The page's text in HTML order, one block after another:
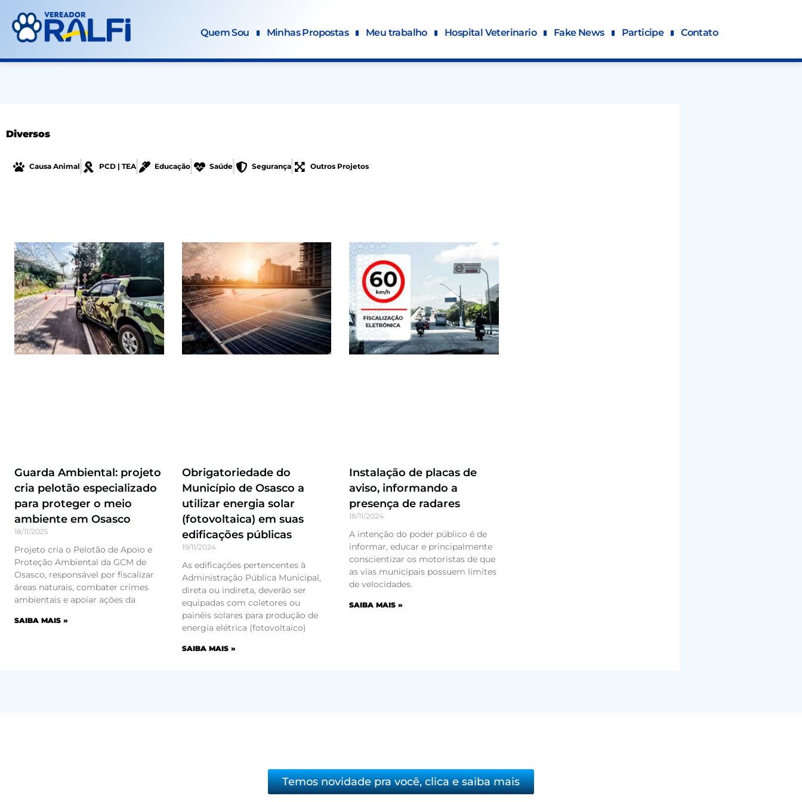
para
Quem Sou Minhas Propostas Meu trabalho Hospital Veterinario Fake News Participe Contato
Diversos
Causa Animal PCD | TEA Educação Saúde Segurança Outros Projetos
Guarda Ambiental: projeto
cria pelotão especializado
para proteger o meio
ambiente em Osasco
18/11/2025
Projeto cria o Pelotão de Apoio e
Proteção Ambiental da GCM de
Osasco, responsável por fiscalizar
áreas naturais, combater crimes
ambientais e apoiar ações da
SAIBA MAIS »
Obrigatoriedade do
Município de Osasco a
utilizar energia solar
(fotovoltaica) em suas
edificações públicas
19/11/2024
As edificações pertencentes à
Administração Pública Municipal,
direta ou indireta, deverão ser
equipadas com coletores ou
painéis solares para produção de
energia elétrica (fotovoltaico)
SAIBA MAIS »
Instalação de placas de
aviso, informando a
presença de radares
18/11/2024
A intenção do poder público é de
informar, educar e principalmente
conscientizar os motoristas de que
as vias municipais possuem limites
de velocidades.
SAIBA MAIS »
Temos novidade pra você, clica e saiba mais